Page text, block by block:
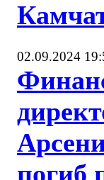
02.09.2024
погиб